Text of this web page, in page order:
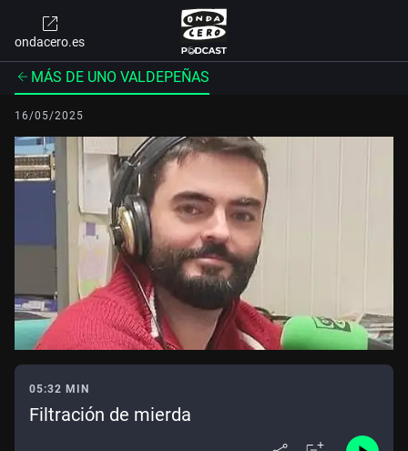
ondacero.es
MÁS DE UNO VALDEPEÑAS
16/05/2025
05:32 MIN
Filtración de mierda